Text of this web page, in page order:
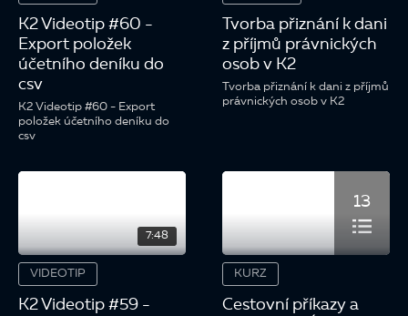
K2 Videotip #60 -
Export položek
účetního deníku do
csv
K2 Videotip #60 - Export
položek účetního deníku do
csv
Tvorba přiznání k dani
z příjmů právnických
osob v K2
Tvorba přiznání k dani z příjmů
právnických osob v K2
7:48
VIDEOTIP
K2 Videotip #59 -
13
KURZ
Cestovní příkazy a